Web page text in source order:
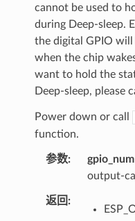
cannot be used to
during Deep-sleep.
the digital GPIO
when the chip
want to hold the
Deep-sleep, please
Power down or call
function.
参数 gpio_num
output-
返回